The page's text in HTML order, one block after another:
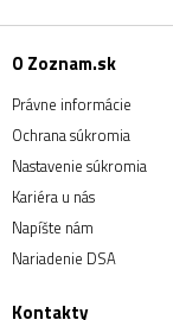
O Zoznam.sk
Právne informácie
Ochrana súkromia
Nastavenie súkromia
Kariéra u nás
Napíšte nám
Nariadenie DSA
Kontakty